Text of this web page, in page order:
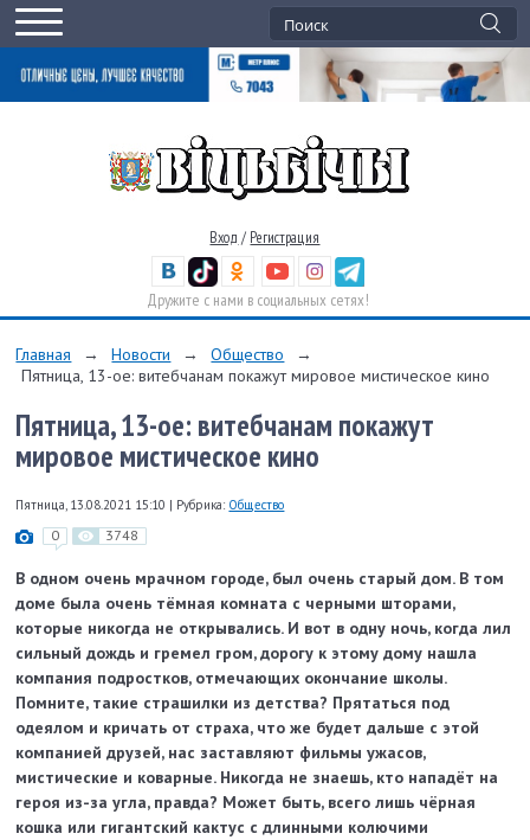
Вход / Регистрация
Дружите с нами в социальных сетях!
Главная → Новости → Общество
→
Пятница, 13-ое: витебчанам покажут мировое мистическое кино
Пятница, 13-ое: витебчанам покажут
мировое мистическое кино
Пятница, 13.08.2021 15:10 | Рубрика: Общество
0 3748
В одном очень мрачном городе, был очень старый дом. В том
доме была очень тёмная комната с черными шторами,
которые никогда не открывались. И вот в одну ночь, когда лил
сильный дождь и гремел гром, дорогу к этому дому нашла
компания подростков, отмечающих окончание школы.
Помните, такие страшилки из детства? Прятаться под
одеялом и кричать от страха, что же будет дальше с этой
компанией друзей, нас заставляют фильмы ужасов,
мистические и коварные. Никогда не знаешь, кто нападёт на
героя из-за угла, правда? Может быть, всего лишь чёрная
кошка или гигантский кактус с длинными колючими